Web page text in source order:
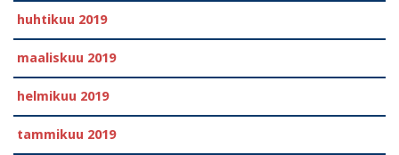
huhtikuu 2019
maaliskuu 2019
helmikuu 2019
tammikuu 2019